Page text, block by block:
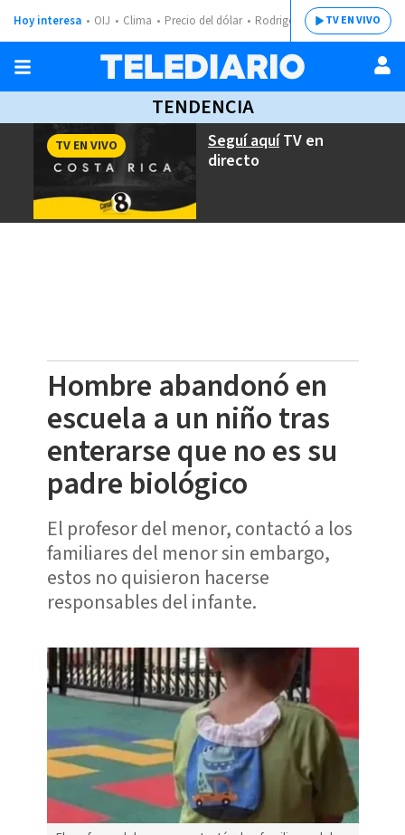
Hoy interesa OIJ Clima Precio del dólar Rodrigo ChavesTV EN VIVO
TENDENCIA
Seguí aquíTV en
directo
TV EN VIVO
Hombre abandonó en
escuela a un niño tras
enterarse que no es su
padre biológico
El profesor del menor, contactó a los
familiares del menor sin embargo,
estos no quisieron hacerse
responsables del infante.